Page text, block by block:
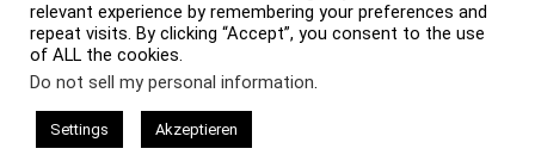
evolvetheme by Theme4Press • Powered by
relevant experience by remembering your preferences and
repeat visits. By clicking “Accept”, you consent to the use
of ALL the cookies.
Do not sell my personal information.
Settings Akzeptieren